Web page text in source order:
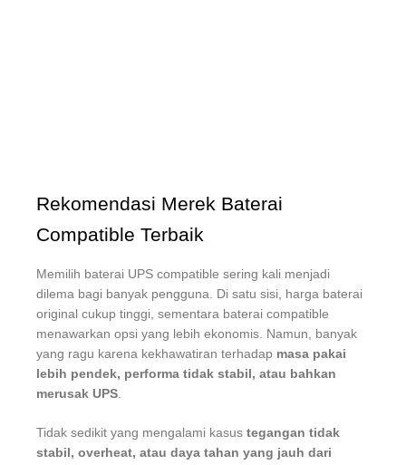
Rekomendasi Merek Baterai
Compatible Terbaik
Memilih baterai UPS compatible sering kali menjadi
dilema bagi banyak pengguna. Di satu sisi, harga baterai
original cukup tinggi, sementara baterai compatible
menawarkan opsi yang lebih ekonomis. Namun, banyak
yang ragu karena kekhawatiran terhadap masa pakai
lebih pendek, performa tidak stabil, atau bahkan
merusak UPS
Tidak sedikit yang mengalami kasus tegangan tidak
stabil, overheat, atau daya tahan yang jauh dari